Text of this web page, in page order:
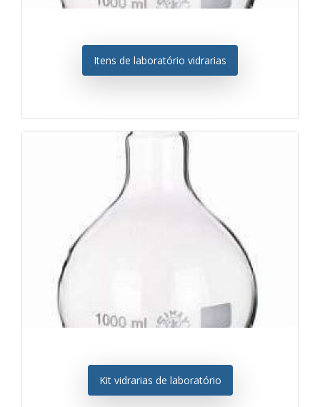
Itens de laboratório vidrarias
Kit vidrarias de laboratório